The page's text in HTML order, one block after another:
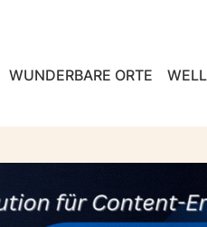
WUNDERBARE ORTE